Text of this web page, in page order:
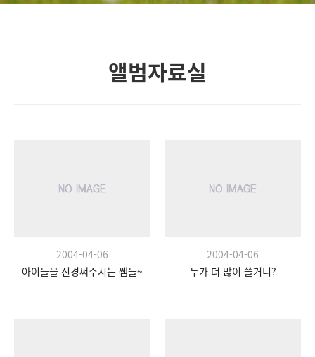
앨범자료실
2004-04-06
아이들을 신경써주시는 쌤들~
2004-04-06
누가 더 많이 쓸거니?